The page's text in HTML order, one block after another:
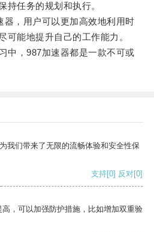
持任务的规划和执行。
，用户可以更加高效地利用时
可能地提升自己的工作能力。
，987加速器都是一款不可或
我们带来了无限的流畅体验和安全性保
支持[0] 反对[0]
，可以加强防护措施，比如增加双重验